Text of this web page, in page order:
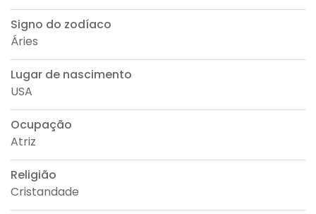
Signo do zodíaco
Áries
Lugar de nascimento
USA
Ocupação
Atriz
Religião
Cristandade